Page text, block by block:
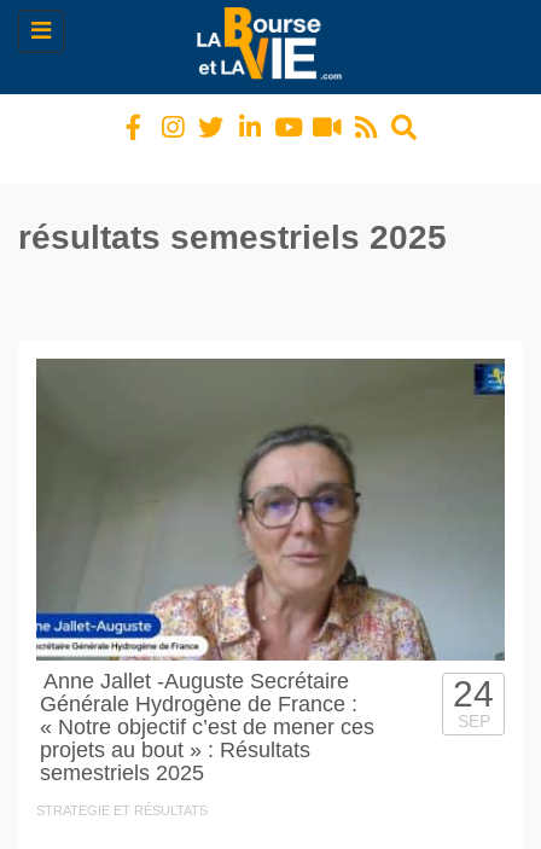
Toggle
navigation
résultats semestriels 2025
Anne Jallet -Auguste Secrétaire
Générale Hydrogène de France :
« Notre objectif c’est de mener ces
projets au bout » : Résultats
semestriels 2025
STRATEGIE ET RÉSULTATS
24
SEP